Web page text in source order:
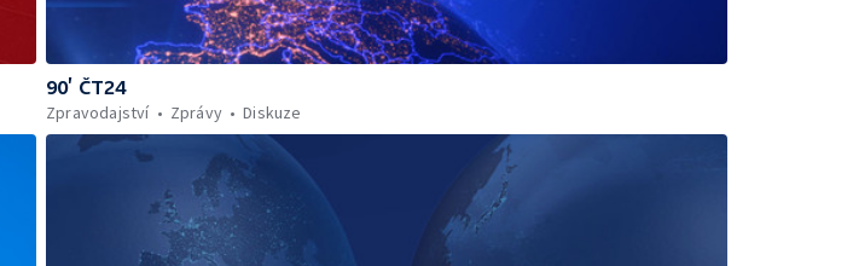
90’ ČT24
Zpravodajství
Zprávy Diskuze